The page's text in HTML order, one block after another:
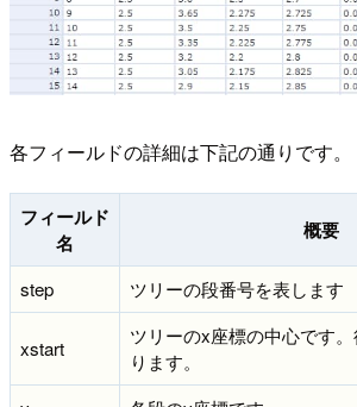
各フィールドの詳細は下記の通りです。
フィールド
名
概要
step ツリーの段番号を表します
xstart
ツリーのx座標の中心です
ります。